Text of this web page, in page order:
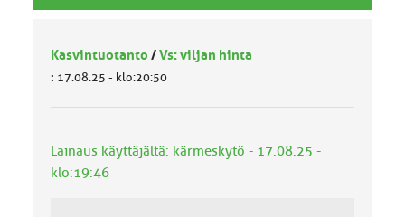
Kasvintuotanto /Vs: viljan hinta
: 17.08.25 - klo:20:50
Lainaus käyttäjältä: kärmeskytö - 17.08.25 -
klo:19:46